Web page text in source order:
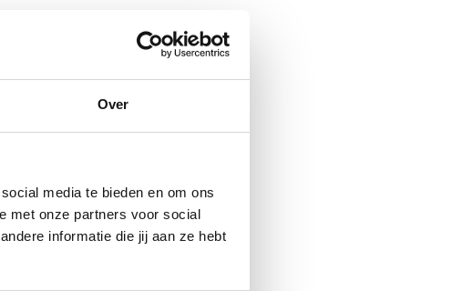
Over
media te bieden en om ons
met onze partners voor social
informatie die jij aan ze hebt